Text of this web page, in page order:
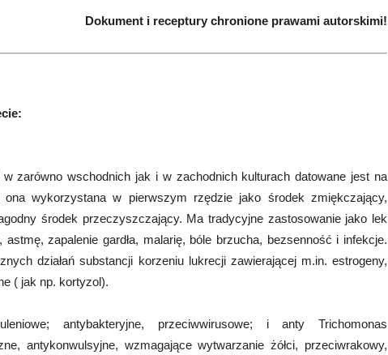
Dokument i receptury chronione prawami autorskimi!
zarówno wschodnich jak i w zachodnich kulturach datowane jest na
wykorzystana w pierwszym rzędzie jako środek zmiękczający,
środek przeczyszczający. Ma tradycyjne zastosowanie jako lek
astmę, zapalenie gardła, malarię, bóle brzucha, bezsenność i infekcje.
działań substancji korzeniu lukrecji zawierającej m.in. estrogeny,
( jak np. kortyzol).
antybakteryjne, przeciwwirusowe; i anty Trichomonas
antykonwulsyjne, wzmagające wytwarzanie żółci, przeciwrakowy,